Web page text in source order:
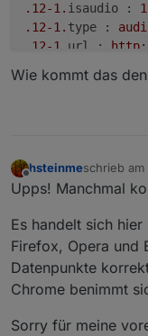
.12-1. isaudio :
1
.12-1. type :
.12-1. url :
.12-2.Name :
.12
-2. type :
.12
.12 -3. Name : RTS
.12-3. id :
12.3
.12 -3.isaudio : 1
.12-3. type :
Wie kommt das
Offline
hsteinmeschrieb am
zuletzt
Upps! Manchmal
Es handelt sich
Firefox, Opera und
Datenpunkte
Chrome benimmt
Sorry für meine